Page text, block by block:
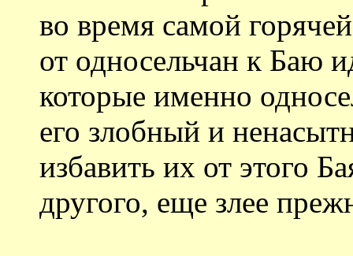
во время самой
от односельчан к Баю
которые именно
его злобный и
избавить их от этого
другого, еще злее